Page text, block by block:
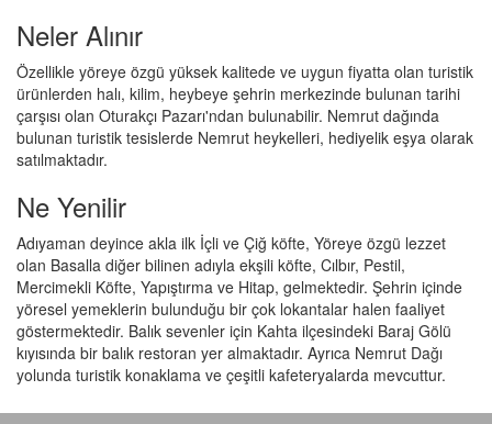
Neler Alınır
Özellikle yöreye özgü yüksek kalitede ve uygun fiyatta olan turistik
ürünlerden halı, kilim, heybeye şehrin merkezinde bulunan tarihi
çarşısı olan Oturakçı Pazarı'ndan bulunabilir. Nemrut dağında
bulunan turistik tesislerde Nemrut heykelleri, hediyelik eşya olarak
satılmaktadır.
Ne Yenilir
Adıyaman deyince akla ilk İçli ve Çiğ köfte, Yöreye özgü lezzet
olan Basalla diğer bilinen adıyla ekşili köfte, Cılbır, Pestil,
Mercimekli Köfte, Yapıştırma ve Hitap, gelmektedir. Şehrin içinde
yöresel yemeklerin bulunduğu bir çok lokantalar halen faaliyet
göstermektedir. Balık sevenler için Kahta ilçesindeki Baraj Gölü
kıyısında bir balık restoran yer almaktadır. Ayrıca Nemrut Dağı
yolunda turistik konaklama ve çeşitli kafeteryalarda mevcuttur.